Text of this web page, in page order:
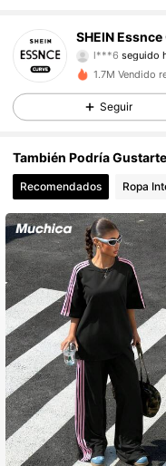
SHEIN Essnce
l***6 seguido
249K
4,83
4,83 249K
4,83 249K
4,83 249K
4,83 249K
1.7M Vendido
Seguir
También Podría Gustarte
Recomendados Ropa